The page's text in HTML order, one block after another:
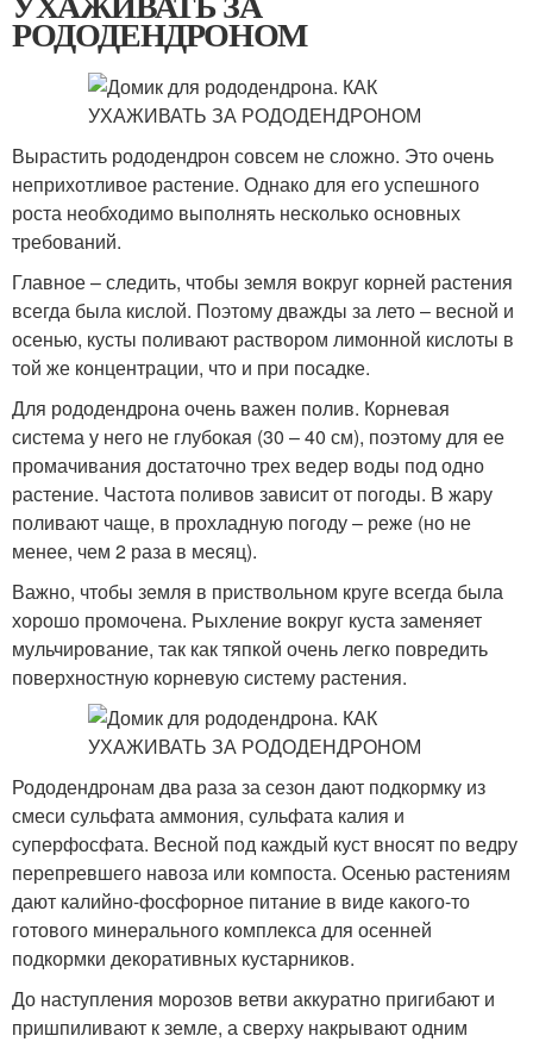
РОДОДЕНДРОНОМ
Вырастить рододендрон совсем не сложно. Это очень
неприхотливое растение. Однако для его успешного
роста необходимо выполнять несколько основных
требований.
Главное – следить, чтобы земля вокруг корней растения
всегда была кислой. Поэтому дважды за лето – весной и
осенью, кусты поливают раствором лимонной кислоты в
той же концентрации, что и при посадке.
Для рододендрона очень важен полив. Корневая
система у него не глубокая (30 – 40 см), поэтому для ее
промачивания достаточно трех ведер воды под одно
растение. Частота поливов зависит от погоды. В жару
поливают чаще, в прохладную погоду – реже (но не
менее, чем 2 раза в месяц).
Важно, чтобы земля в приствольном круге всегда была
хорошо промочена. Рыхление вокруг куста заменяет
мульчирование, так как тяпкой очень легко повредить
поверхностную корневую систему растения.
Рододендронам два раза за сезон дают подкормку из
смеси сульфата аммония, сульфата калия и
суперфосфата. Весной под каждый куст вносят по ведру
перепревшего навоза или компоста. Осенью растениям
дают калийно-фосфорное питание в виде какого-то
готового минерального комплекса для осенней
подкормки декоративных кустарников.
До наступления морозов ветви аккуратно пригибают и
пришпиливают к земле, а сверху накрывают одним